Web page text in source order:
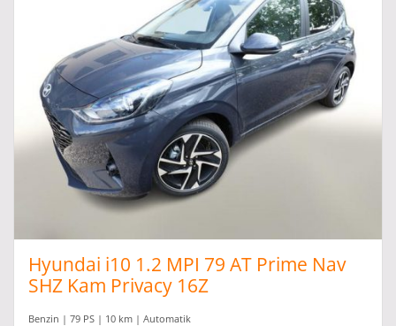
Hyundai i10 1.2 MPI 79 AT Prime Nav
SHZ Kam Privacy 16Z
Benzin | 79 PS | 10 km | Automatik